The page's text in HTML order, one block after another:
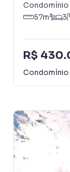
Condomínio
57m² 3
R$
Condomínio